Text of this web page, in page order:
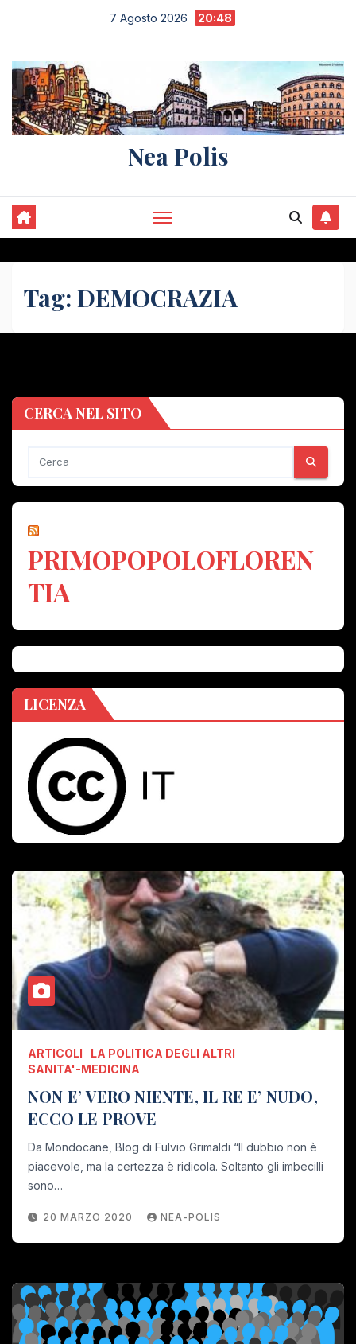
contenuto
7 Agosto 2026 20:48
Nea Polis
Tag: DEMOCRAZIA
CERCA NEL SITO
PRIMOPOPOLOFLOREN
TIA
LICENZA
ARTICOLI
LA POLITICA DEGLI ALTRI
SANITA'-MEDICINA
NON E’ VERO NIENTE, IL RE E’ NUDO,
ECCO LE PROVE
Da Mondocane, Blog di Fulvio Grimaldi “Il dubbio non è
piacevole, ma la certezza è ridicola. Soltanto gli imbecilli
sono…
20 MARZO 2020 NEA-POLIS